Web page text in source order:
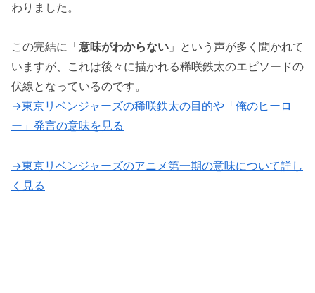
わりました。
この完結に「意味がわからない 」という声が多く聞かれて
いますが、これは後々に描かれる稀咲鉄太のエピソードの
伏線となっているのです。
→東京リベンジャーズの稀咲鉄太の目的や「俺のヒーロ
ー」発言の意味を見る
→東京リベンジャーズのアニメ第一期の意味について詳し
く見る